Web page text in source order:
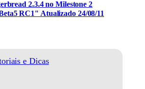
2.3.4 no Milestone 2
RC1" Atualizado 24/08/11
e Dicas